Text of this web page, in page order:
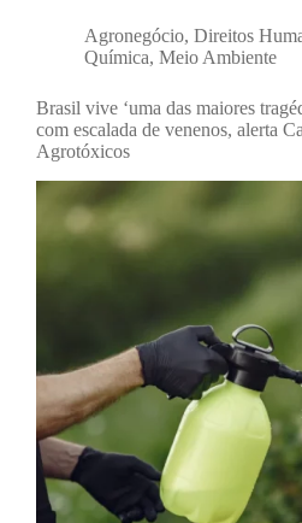
Agronegócio, Direitos
Química, Meio Ambiente
Brasil vive ‘uma das maiores
com escalada de venenos, alerta
Agrotóxicos